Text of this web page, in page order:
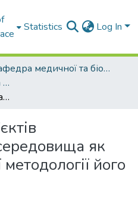
Statistics Log In
Кафедра медичної та біоорганічної хімії
Наукові праці. Кафедра медичної та біоорганічної хімії
Класифікація об’єктів навколишнього середовища як основа загальної методології його захисту
як
його